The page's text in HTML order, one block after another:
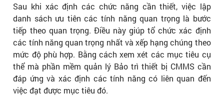
Sau khi xác định các chức năng cần thiết, việc lập
danh sách ưu tiên các tính năng quan trọng là bước
tiếp theo quan trọng. Điều này giúp tổ chức xác định
các tính năng quan trọng nhất và xếp hạng chúng theo
mức độ phù hợp. Bằng cách xem xét các mục tiêu cụ
thể mà phần mềm quản lý Bảo trì thiết bị CMMS cần
đáp ứng và xác định các tính năng có liên quan đến
việc đạt được mục tiêu đó.